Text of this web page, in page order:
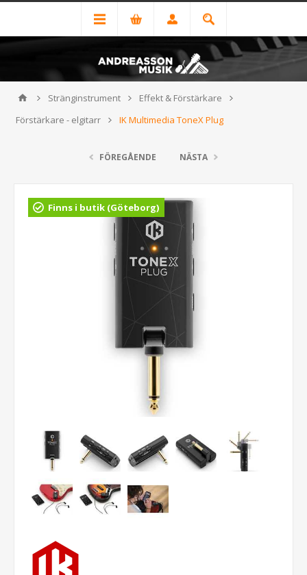
Stränginstrument
Effekt & Förstärkare
Förstärkare - elgitarr
IK Multimedia ToneX Plug
FÖREGÅENDE NÄSTA
Finns i butik (Göteborg)